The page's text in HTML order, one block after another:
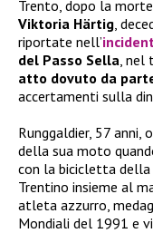
Trento, dopo la
Viktoria Härtig ,
riportate nell’
del Passo Sella ,
atto dovuto da
accertamenti sulla
Runggaldier, 57 anni,
della sua moto
con la bicicletta della
Trentino insieme al
atleta azzurro,
Mondiali del 1991 e